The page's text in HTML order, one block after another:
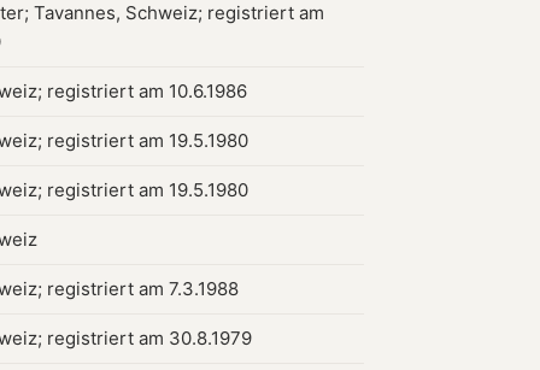
Tavannes, Schweiz; registriert am
registriert am 10.6.1986
registriert am 19.5.1980
registriert am 19.5.1980
registriert am 7.3.1988
registriert am 30.8.1979